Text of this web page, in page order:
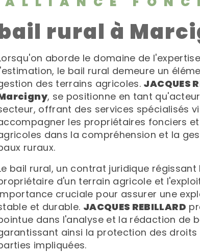
rural à
aborde le domaine de
le bail rural demeure un
des terrains agricoles. JACQUES
, se positionne en tant
offrant des services spécialisés
les propriétaires fonciers
dans la compréhension et la
ruraux.
bail rural, un contrat juridique
d'un terrain agricole et
cruciale pour assurer une
et durable. JACQUES REBILLARD
dans l'analyse et la rédaction de
ainsi la protection des droits
impliquées.